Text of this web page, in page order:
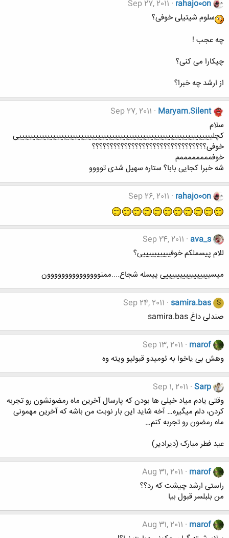
rahajo0on
Sep 27, 2011
سلوم شیتیلی خوفی؟
چه عجب !
چیکارا می کنی؟
از ارشد چه خبرا؟
Maryam.Silent
Sep 27, 2011
سلام
کچلیییییییییییییییییییییییییییییییییییییییییییییییییییییییییییییییییییییی
خوفی؟؟؟؟؟؟؟؟؟؟؟؟؟؟؟؟؟؟؟؟؟؟؟؟؟؟؟؟؟؟؟؟
خوفممممممممم
شه خبرا کجایی بابا؟ ستاره سهیل شدی توووو
rahajo0on
Sep 26, 2011
ava_s
Sep 24, 2011
للام پیسملکم خوفییییییییییی؟
میسییییییییییییییییی پیسله شجاع....ممنووووووووووووووون
S
samira.bas
Sep 24, 2011
صندلی داغ samira.bas
marof
Sep 13, 2011
وهش بی یاخوا به ئومیدو قبولیو ویته وه
Sarp
Sep 1, 2011
وقتی یادم میاد خیلی ها بودن که پارسال آخرین ماه رمضونشون رو تجربه
کردن، دلم میگیره… آخه شاید این بار نوبت من باشه که آخرین مهمونی
ماه رمضون رو تجربه کنم…
عید فطر مبارک (دیرادیر)
marof
Aug 31, 2011
راستی ارشد چیشت که رد؟؟
من بلبلسر قبول بیا
marof
Aug 31, 2011